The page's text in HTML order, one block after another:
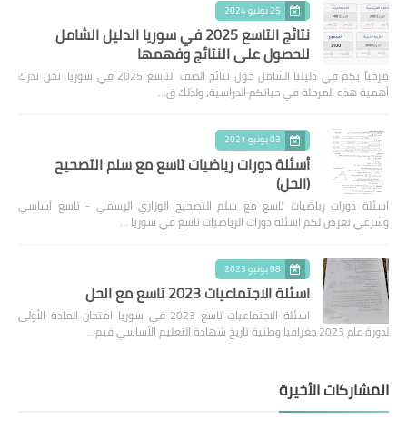
25 يونيو 2024
نتائج التاسع 2025 في سوريا الدليل الشامل
للحصول على النتائج وفهمها
مرحباً بكم في دليلنا الشامل حول نتائج الصف التاسع 2025 في سوريا. نحن ندرك
أهمية هذه المرحلة في حياتكم الدراسية، ولذلك ق…
03 يونيو 2021
أسئلة دورات رياضيات تاسع مع سلم التصحيح
(الحل)
اسئلة دورات رياضيات تاسع مع سلم التصحيح الوزاري الرسمي - تاسع أساسي
وشرعي نعرض لكم اسئلة دورات الرياضيات تاسع في سوريا …
08 يونيو 2023
اسئلة الاجتماعيات 2023 تاسع مع الحل
اسئلة الاجتماعيات تاسع 2023 في سوريا امتحان المادة الأولى
لدورة عام 2023 جغرافيا وطنية تاريخ شهادة التعليم الأساسي فيم…
المشاركات الأخيرة